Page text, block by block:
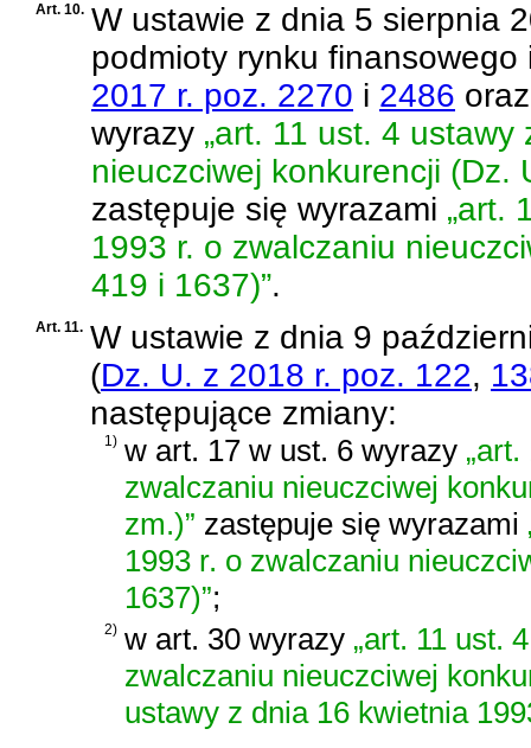
Art. 10. W ustawie z dnia 5 sierpnia
podmioty rynku
2017 r. poz. 2270 i 2486
wyrazy „art. 11 ust. 4
nieuczciwej konkurencji (Dz.
zastępuje się wyrazami „art.
1993 r. o zwalczaniu
419 i 1637)”.
Art. 11. W ustawie z dnia 9
(Dz. U. z 2018 r. poz. 122,
następujące zmiany:
1) w art. 17 w ust. 6 wyrazy
zwalczaniu nieuczciwej
zm.)” zastępuje się wyrazami
1993 r. o zwalczaniu
1637)”;
2) w art. 30 wyrazy „art. 11 ust.
zwalczaniu nieuczciwej
ustawy z dnia 16 kwietnia